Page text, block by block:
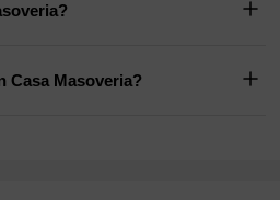
Casa Masoveria?